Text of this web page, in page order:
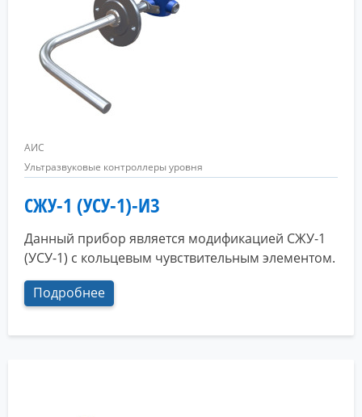
АИС
Ультразвуковые контроллеры уровня
СЖУ-1 (УСУ-1)-ИЗ
Данный прибор является модификацией СЖУ-1
(УСУ-1) с кольцевым чувствительным элементом.
Подробнее